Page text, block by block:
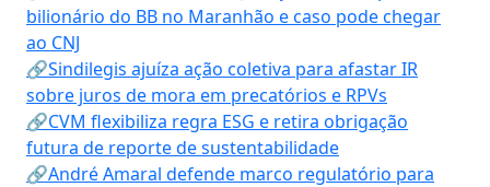
bilionário do BB no Maranhão e caso pode chegar
ao CNJ
🔗Sindilegis ajuíza ação coletiva para afastar IR
sobre juros de mora em precatórios e RPVs
🔗CVM flexibiliza regra ESG e retira obrigação
futura de reporte de sustentabilidade
🔗André Amaral defende marco regulatório para